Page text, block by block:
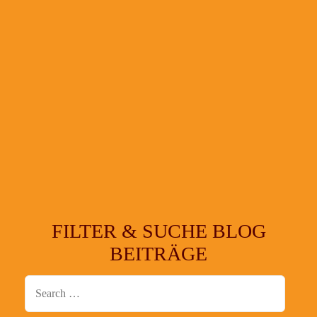
FILTER & SUCHE BLOG
BEITRÄGE